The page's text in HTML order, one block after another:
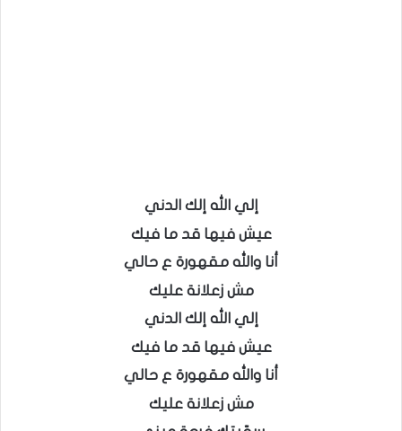
إلي الله إلك الدني
عيش فيها قد ما فيك
أنا والله مقهورة ع حالي
مش زعلانة عليك
إلي الله إلك الدني
عيش فيها قد ما فيك
أنا والله مقهورة ع حالي
مش زعلانة عليك